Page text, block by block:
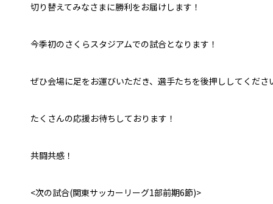
切り替えてみなさまに勝利をお届けします！
今季初のさくらスタジアムでの試合となります！
ぜひ会場に足をお運びいただき、選手たちを後押ししてくださ
たくさんの応援お待ちしております！
共闘共感！
<次の試合(関東サッカーリーグ1部前期6節)>